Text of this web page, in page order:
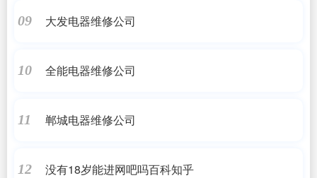
09 大发电器维修公司
10 全能电器维修公司
11 郸城电器维修公司
12 没有18岁能进网吧吗百科知乎